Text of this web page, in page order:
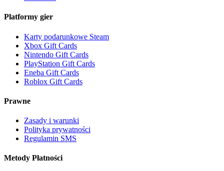
Platformy gier
Karty podarunkowe Steam
Xbox Gift Cards
Nintendo Gift Cards
PlayStation Gift Cards
Eneba Gift Cards
Roblox Gift Cards
Prawne
Zasady i warunki
Polityka prywatności
Regulamin SMS
Metody Płatności